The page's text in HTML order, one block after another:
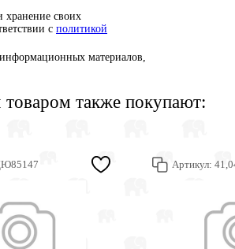
хранение своих
с политикой
материалов,
товаром также покупают:
Артикул: